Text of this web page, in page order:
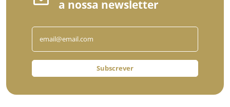
a nossa newsletter
Subscrever